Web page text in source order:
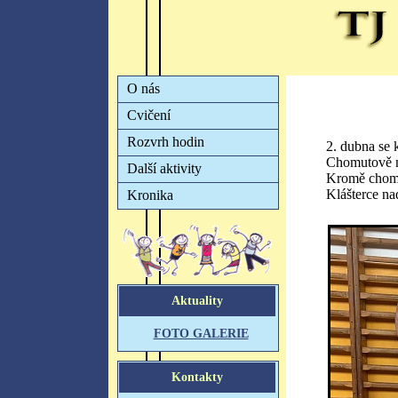
2. dubna se
Chomutově
Kromě
Klášterce